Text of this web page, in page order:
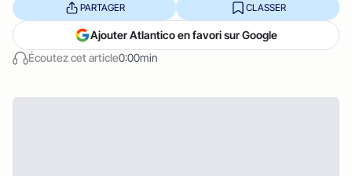
Écoutez cet article0:00min
PARTAGER CLASSER
Ajouter Atlantico en favori sur Google